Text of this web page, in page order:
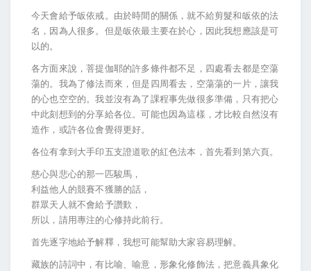
今天會給予皈依戒。由於時間的關係，就不給剪髮和皈依的法
名，因為人很多。但是皈依最主要在於心，因此我想應該是可
以的。
各方面來說，菩提伽耶的許多條件都不足，四處看去都是空蕩
蕩的。我為了修法而來，但是四周看去，空蕩蕩的一片，讓我
的心也空空的。我並沒有為了課程事先做很多準備，只有把心
中此刻想到的分享給各位。可能也因為這樣，才比較自然沒有
造作，或許各位會覺得更好。
各位有拿到大手印五支證道歌的紅色法本，首先看到第六頁。
慈心與悲心的那一匹駿馬，
利益他人的競賽不獲勝的話，
群眾天人就不會給予讚歎，
所以，請用專注的心修持此前行。
首先逐字地給予解釋，我想可能幫助大家容易理解。
藏族的詩詞中，有比喻、喻意，形象化修飾法，把意義具象化